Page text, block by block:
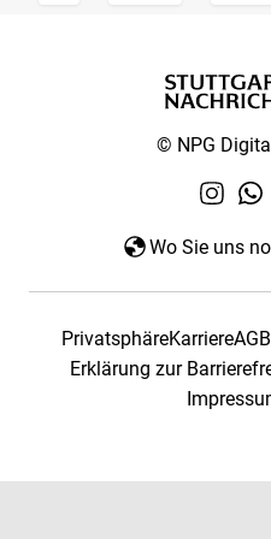
© NPG
Wo Sie uns
PrivatsphäreKarriereAGB
Erklärung zur